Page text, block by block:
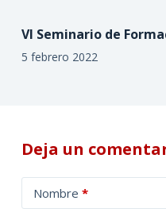
VI Seminario de
5 febrero 2022
Deja un
Nombre *
l